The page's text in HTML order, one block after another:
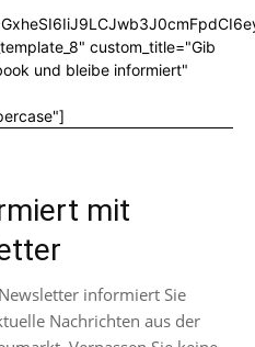
custom_title="Gib
und bleibe informiert"
mit
informiert Sie
Nachrichten aus der